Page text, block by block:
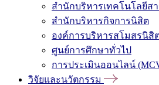
สำนักบริหารเทคโนโลยีส
สำนักบริหารกิจการนิสิต
องค์การบริหารสโมสรนิสิ
ศูนย์การศึกษาทั่วไป
การประเมินออนไลน์
วิจัยและนวัตกรรม